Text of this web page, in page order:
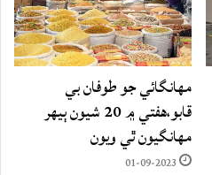
مهانگائي جو طوفان بي
قابو،هفتي ۾ 20 شيون ٻيهر
مهانگيون ٿي ويون
01-09-2023